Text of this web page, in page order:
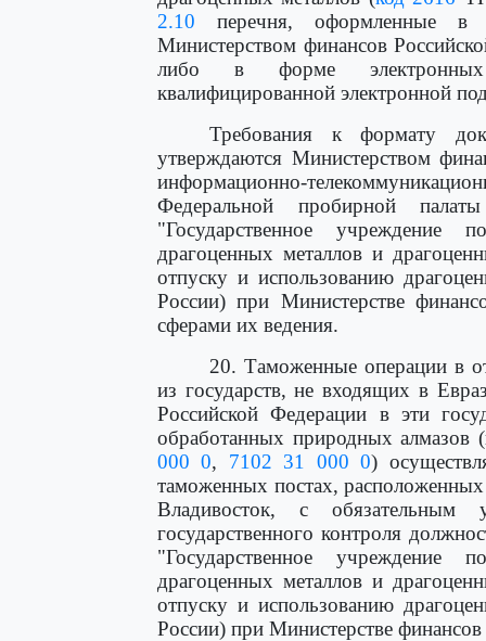
2.10 перечня, оформленные в
Министерством финансов
либо в форме электронных
квалифицированной электронной
Требования к формату
утверждаются Министерством
информационно-
Федеральной пробирной
"Государственное учреждение
драгоценных металлов и
отпуску и использованию
России) при Министерстве
сферами их ведения.
20. Таможенные операции в
из государств, не входящих в
Российской Федерации в эти
обработанных природных
000 0, 7102 31 000 0)
таможенных постах,
Владивосток, с обязательным
государственного контроля
"Государственное учреждение
драгоценных металлов и
отпуску и использованию
России) при Министерстве